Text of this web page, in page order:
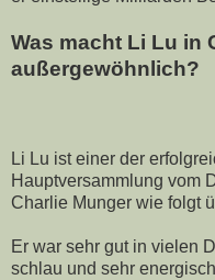
Was macht Li Lu in
außergewöhnlich?
Li Lu ist einer der
Hauptversammlung vom
Charlie Munger wie folgt
Er war sehr gut in vielen
schlau und sehr